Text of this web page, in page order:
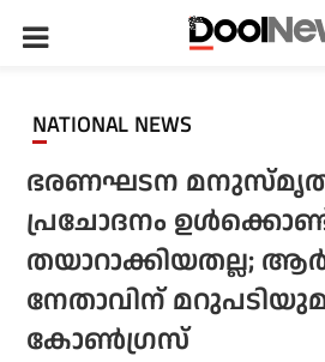
NATIONAL NEWS
ഭരണഘടന
പ്രചോദനം
തയാറാക്കിയതല്ല;
നേതാവിന്
കോണ്‍ഗ്രസ്